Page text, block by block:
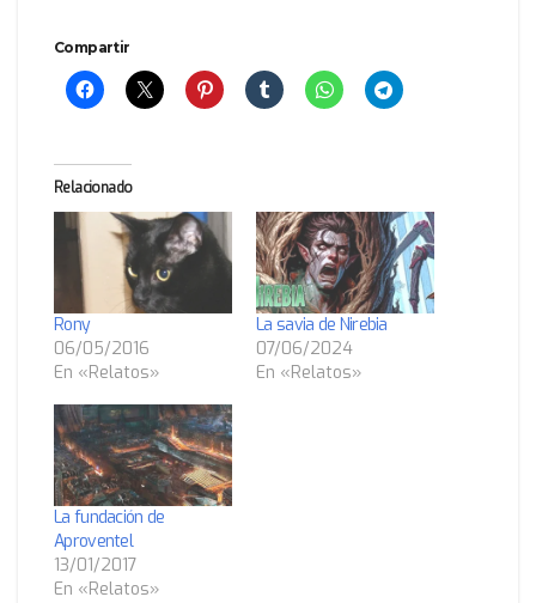
Compartir
Relacionado
Rony
06/05/2016
En «Relatos»
La savia de Nirebia
07/06/2024
En «Relatos»
La fundación de
Aproventel
13/01/2017
En «Relatos»